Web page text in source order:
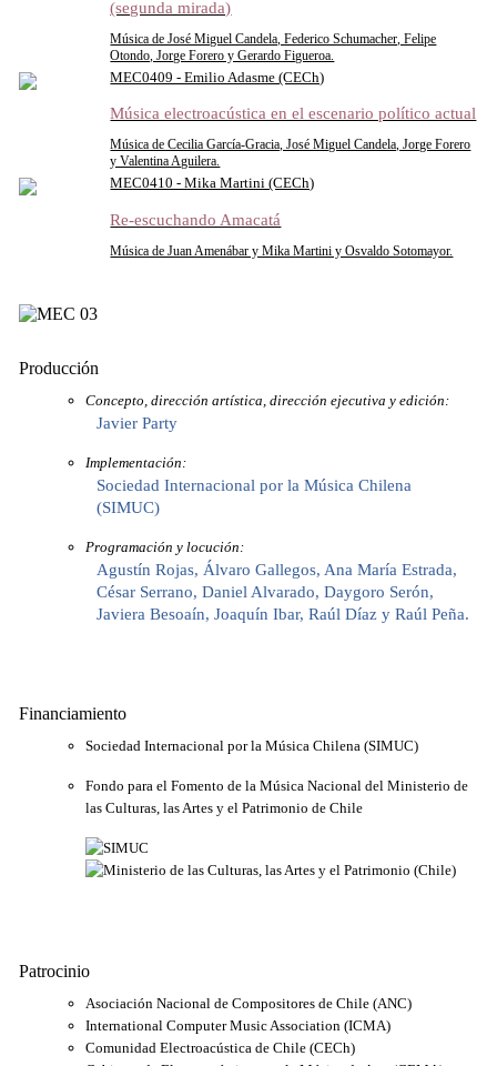
(segunda mirada)
Música de José Miguel Candela, Federico Schumacher, Felipe
Otondo, Jorge Forero y Gerardo Figueroa.
MEC0409 - Emilio Adasme (CECh)
Música electroacústica en el escenario político actual
Música de Cecilia García-Gracia, José Miguel Candela, Jorge Forero
y Valentina Aguilera.
MEC0410 - Mika Martini (CECh)
Re-escuchando Amacatá
Música de Juan Amenábar y Mika Martini y Osvaldo Sotomayor.
Producción
Concepto, dirección artística, dirección ejecutiva y edición:
Javier Party
Implementación:
Sociedad Internacional por la Música Chilena
(SIMUC)
Programación y locución:
Agustín Rojas, Álvaro Gallegos, Ana María Estrada,
César Serrano, Daniel Alvarado, Daygoro Serón,
Javiera Besoaín, Joaquín Ibar, Raúl Díaz y Raúl Peña.
Financiamiento
Sociedad Internacional por la Música Chilena (SIMUC)
Fondo para el Fomento de la Música Nacional del Ministerio de
las Culturas, las Artes y el Patrimonio de Chile
Patrocinio
Asociación Nacional de Compositores de Chile (ANC)
International Computer Music Association (ICMA)
Comunidad Electroacústica de Chile (CECh)